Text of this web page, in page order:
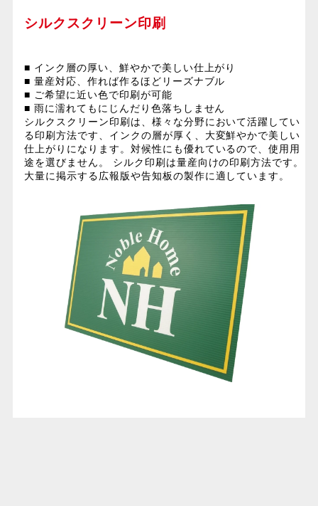
シルクスクリーン印刷
■ インク層の厚い、鮮やかで美しい仕上がり
■ 量産対応、作れば作るほどリーズナブル
■ ご希望に近い色で印刷が可能
■ 雨に濡れてもにじんだり色落ちしません
シルクスクリーン印刷は、様々な分野において活躍してい
る印刷方法です、インクの層が厚く、大変鮮やかで美しい
仕上がりになります。対候性にも優れているので、使用用
途を選びません。 シルク印刷は量産向けの印刷方法です。
大量に掲示する広報版や告知板の製作に適しています。